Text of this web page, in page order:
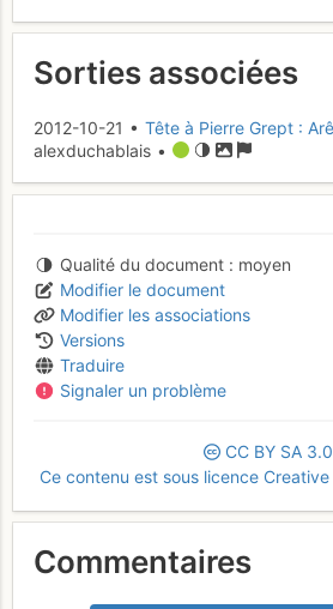
Sorties associées
2012-10-21 • Tête à Pierre Grept :
alexduchablais •
Qualité du document
moyen
Modifier le document
Modifier les associations
Versions
Traduire
Signaler un problème
CC BY SA 3.0
Ce contenu est sous licence
Commentaires